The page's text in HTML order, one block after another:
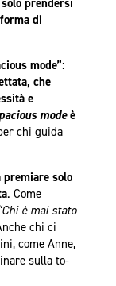
prendersi
di
mode”:
che
e
modeè
chi guida
solo
. Come
è mai stato
chi ci
come Anne,
sulla to-